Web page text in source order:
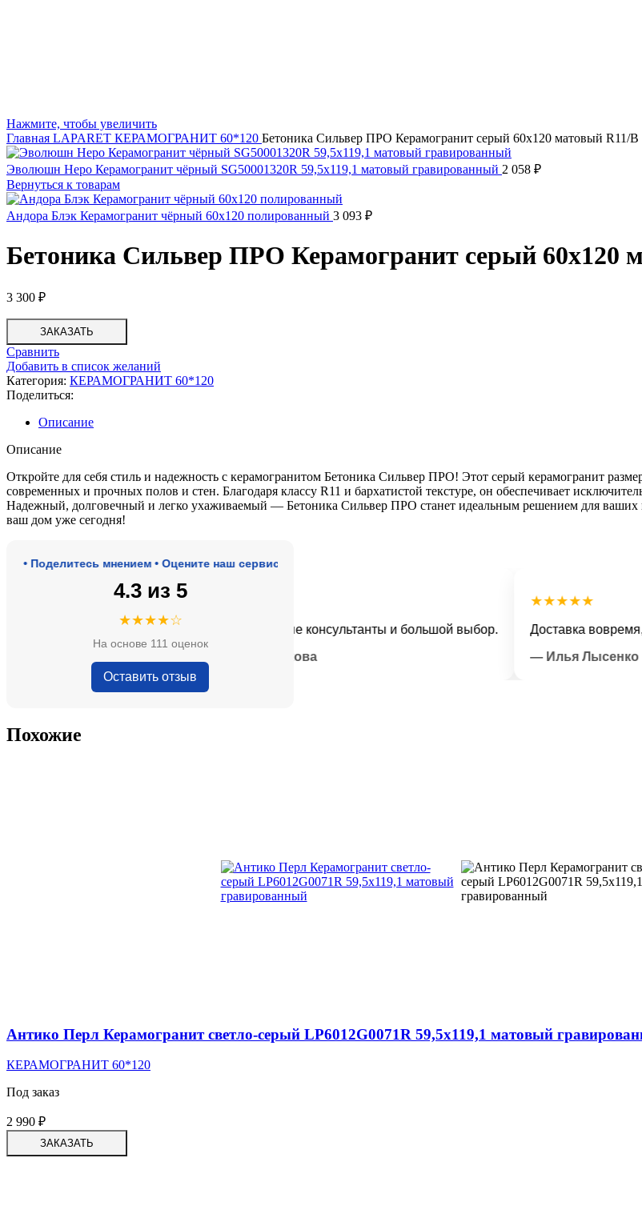
Нажмите, чтобы увеличить
Главная LAPARET КЕРАМОГРАНИТ 60*120 Бетоника Сильвер ПРО Керамогранит серый 60х120 матовый R11/B
Эволюшн Неро Керамогранит чёрный SG50001320R 59,5х119,1 матовый гравированный 2 058 ₽
Вернуться к товарам
Андора Блэк Керамогранит чёрный 60х120 полированный 3 093 ₽
Бетоника Сильвер ПРО Керамогранит серый 60х120
3 300 ₽
ЗАКАЗАТЬ
Сравнить
Добавить в список желаний
Категория: КЕРАМОГРАНИТ 60*120
Поделиться:
Описание
Описание
Откройте для себя стиль и надежность с керамогранитом Бетоника Сильвер ПРО! Этот серый керамогранит
современных и прочных полов и стен. Благодаря классу R11 и бархатистой текстуре, он обеспечивает
Надежный, долговечный и легко ухаживаемый — Бетоника Сильвер ПРО станет идеальным решением для ваших
ваш дом уже сегодня!
Поделитесь мнением • Оцените наш сервис
4.3 из 5
★★★★☆
На основе 111 оценок
Оставить отзыв
адекватные цены.
★★★★★
Очень приятные консультанты и большой выбор.
★★★★★
Доставка вовремя,
— Илья Лысенко
Похожие
Антико Перл Керамогранит светло-серый LP6012G0071R 59,5х119,1 матовый
КЕРАМОГРАНИТ 60*120
Под заказ
2 990 ₽
ЗАКАЗАТЬ